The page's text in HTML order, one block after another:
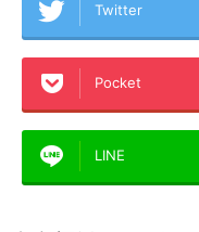
Twitter
Pocket
LINE